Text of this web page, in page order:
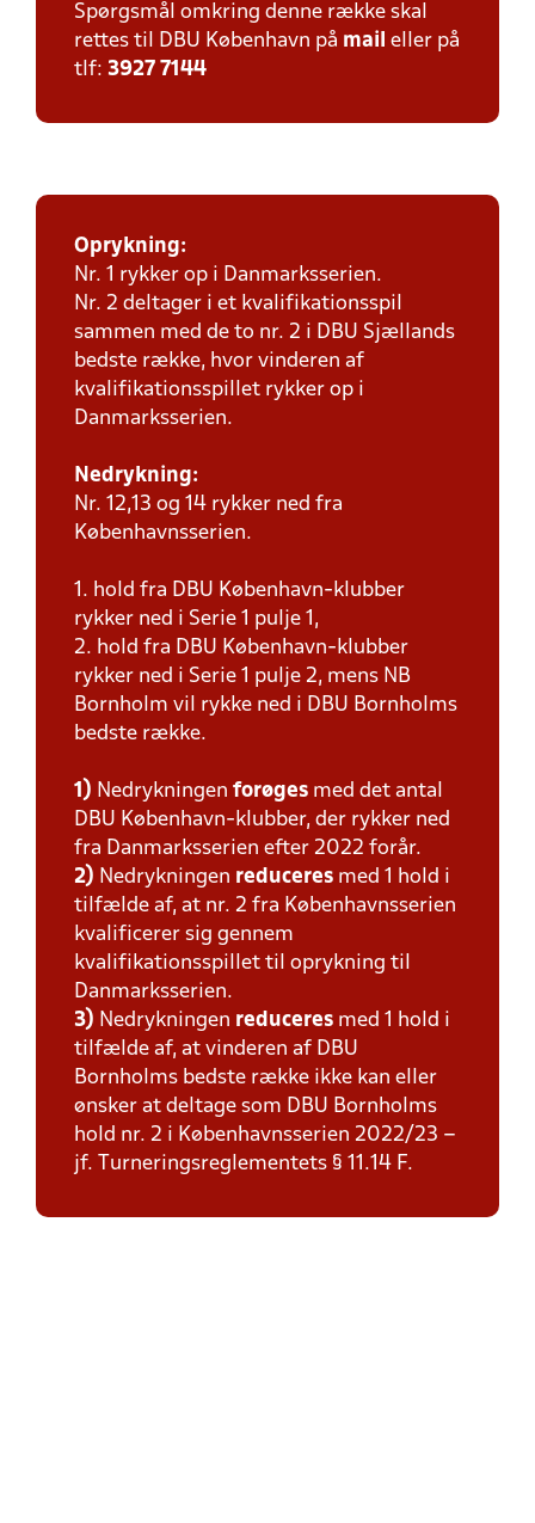
Spørgsmål omkring denne række skal
rettes til DBU København på mail eller på
tlf: 3927 7144
Oprykning:
Nr. 1 rykker op i Danmarksserien.
Nr. 2 deltager i et kvalifikationsspil
sammen med de to nr. 2 i DBU Sjællands
bedste række, hvor vinderen af
kvalifikationsspillet rykker op i
Danmarksserien.
Nedrykning:
Nr. 12,13 og 14 rykker ned fra
Københavnsserien.
1. hold fra DBU København-klubber
rykker ned i Serie 1 pulje 1,
2. hold fra DBU København-klubber
rykker ned i Serie 1 pulje 2, mens NB
Bornholm vil rykke ned i DBU Bornholms
bedste række.
1) Nedrykningen forøges med det antal
DBU København-klubber, der rykker ned
fra Danmarksserien efter 2022 forår.
2) Nedrykningen reduceres med 1 hold i
tilfælde af, at nr. 2 fra Københavnsserien
kvalificerer sig gennem
kvalifikationsspillet til oprykning til
Danmarksserien.
3) Nedrykningen reduceres med 1 hold i
tilfælde af, at vinderen af DBU
Bornholms bedste række ikke kan eller
ønsker at deltage som DBU Bornholms
hold nr. 2 i Københavnsserien 2022/23 –
jf. Turneringsreglementets § 11.14 F.